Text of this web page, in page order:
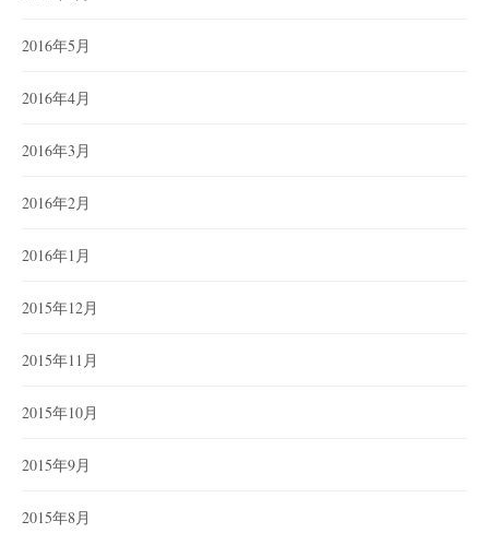
2016年5月
2016年4月
2016年3月
2016年2月
2016年1月
2015年12月
2015年11月
2015年10月
2015年9月
2015年8月